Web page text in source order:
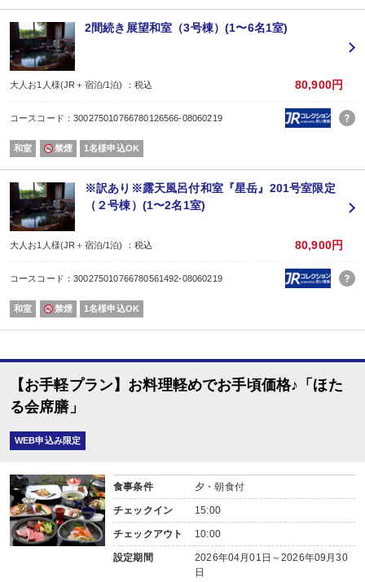
特にお車でお越しでない方に関しては
必要なものがございましたら事前にご準備下さるのが宜しいかと思います。
【チェックイン／アウトについて】
［チェックイン］15：00
※最終チェックインは20：30です。
20：30を過ぎる場合はお受けできませんので予めご了承ください。
湯布院で夕食をお考えの方（お車でお越しの方）は、
一度チェックインされてお出かけされることをオススメ致します。
和室にご宿泊の場合、寝具（布団）は
お客様に敷いていただくようになっております。
和洋室、洋室はベッドがございます。（詳しくはお尋ねください）
本プランに食事を付けることはできません。
お食事が必要な方は他のプランをご選択ください。
※お部屋へのお飲み物や、食べ物のお持ち込みは可能です。
もちろん、21：00まではお飲み物のルームサービスは受け付けております。
当宿は、由布院で数少ない独自の源泉を有する宿で、24時間源泉かけ流しが自
地元の方々にも絶賛されるほど上質な温泉です。
自家源泉のとろとろ温泉を24時間ご自由にお楽しみください。
◇大浴場：男女別露天風呂
◇貸切家族風呂：内湯2箇所
※洋室、2間続き展望和室には客室に温泉風呂がございませんのでご注意くださ
＊＊お部屋の補足＊＊
・当館の蛇口から出るお水は全て美味しい「地下水」です！
・お部屋には、飲用の冷たいお水、ポット（お湯）をご準備。
・全室に、換気しながら加湿・除湿・冷暖房ができるエアコンと空気清浄機を
2間続き展望和室（3号棟）(1〜6名1室)
大人お1人様(JR＋宿泊/1泊) ：税込 80,900円
コースコード：300275010766780126566-08060219
和室 禁煙 1名様申込OK
※訳あり※露天風呂付和室『星岳』201号室限定
（２号棟）(1〜2名1室)
大人お1人様(JR＋宿泊/1泊) ：税込 80,900円
コースコード：300275010766780561492-08060219
和室 禁煙 1名様申込OK
【お手軽プラン】お料理軽めでお手頃価格♪「ほた
る会席膳」
WEB申込み限定
食事条件 夕・朝食付
チェックイン 15:00
チェックアウト 10:00
設定期間
2026年04月01日～2026年09月30
日